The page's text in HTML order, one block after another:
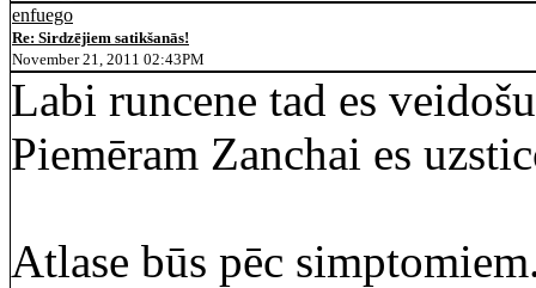
enfuego
Re: Sirdzējiem satikšanās!
November 21, 2011 02:43PM
Labi runcene tad es
Piemēram Zanchai es
Atlase būs pēc